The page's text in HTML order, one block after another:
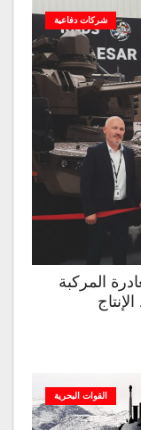
شركات دفاعية
المركبة
القوات البحرية